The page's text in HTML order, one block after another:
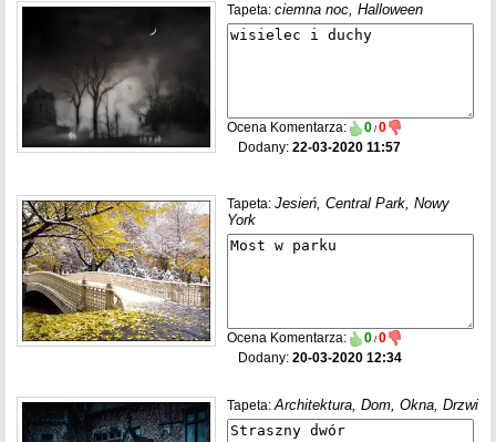
Tapeta: ciemna noc, Halloween
Ocena Komentarza: 0 / 0
Dodany: 22-03-2020 11:57
Tapeta: Jesień, Central Park, Nowy
York
Ocena Komentarza: 0 / 0
Dodany: 20-03-2020 12:34
Tapeta:Architektura, Dom, Okna, Drzwi